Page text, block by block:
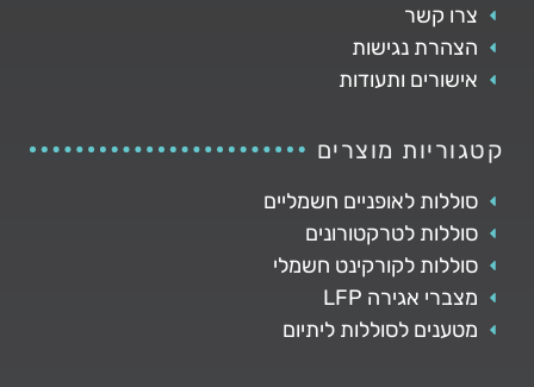
צרו קשר
הצהרת נגישות
אישורים ותעודות
קטגוריות מוצרים
סוללות לאופניים חשמליים
סוללות לטרקטורונים
סוללות לקורקינט חשמלי
מצברי אגירה LFP
מטענים לסוללות ליתיום